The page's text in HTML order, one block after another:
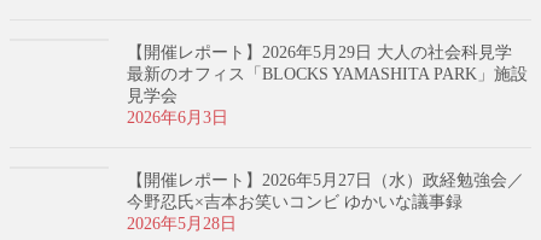
【開催レポート】2026年5月29日 大人の社会科見学
最新のオフィス「BLOCKS YAMASHITA PARK」施設
見学会
2026年6月3日
【開催レポート】2026年5月27日（水）政経勉強会／
今野忍氏×吉本お笑いコンビ ゆかいな議事録
2026年5月28日